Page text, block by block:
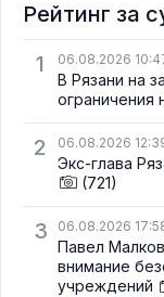
Рейтинг за
1
06.08.2026
В Рязани на
ограничения
2 06.08.2026
Экс-глава
(721)
3 06.08.2026
Павел
внимание
учреждений